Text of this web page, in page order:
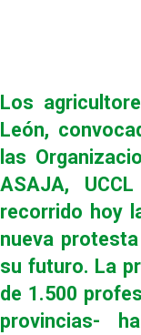
Los
León,
las
ASAJA,
recorrido hoy
nueva
su futuro. La
de 1.500
provincias-